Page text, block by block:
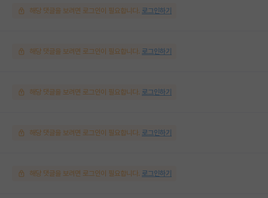
해당 댓글을 보려면 로그인이 필요합니다. 로그인하기
해당 댓글을 보려면 로그인이 필요합니다. 로그인하기
해당 댓글을 보려면 로그인이 필요합니다. 로그인하기
해당 댓글을 보려면 로그인이 필요합니다. 로그인하기
해당 댓글을 보려면 로그인이 필요합니다. 로그인하기